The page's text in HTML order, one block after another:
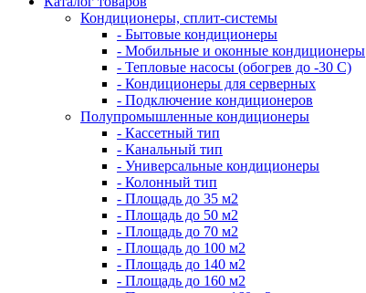
Кондиционеры, сплит-системы
- Бытовые кондиционеры
- Мобильные и оконные кондиционеры
- Тепловые насосы (обогрев до -30 C)
- Кондиционеры для серверных
- Подключение кондиционеров
Полупромышленные кондиционеры
- Кассетный тип
- Канальный тип
- Универсальные кондиционеры
- Колонный тип
- Площадь до 35 м2
- Площадь до 50 м2
- Площадь до 70 м2
- Площадь до 100 м2
- Площадь до 140 м2
- Площадь до 160 м2